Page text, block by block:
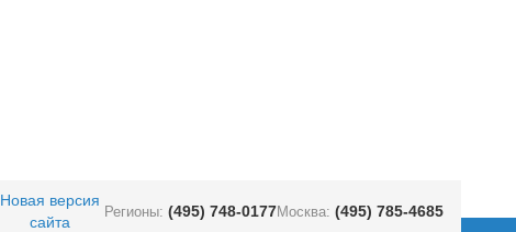
Новая версия
сайта
Регионы: (495) 748-0177Москва: (495) 785-4685